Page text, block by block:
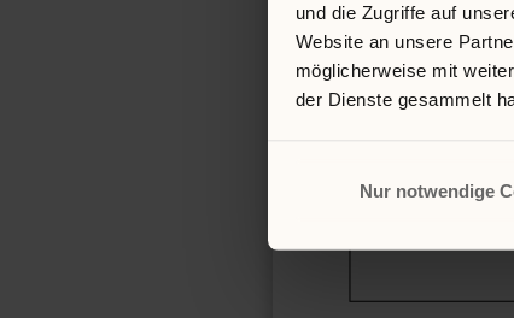
und die Zugriffe auf
Website an unsere
möglicherweise mit
der Dienste gesammelt
Nur notwendige